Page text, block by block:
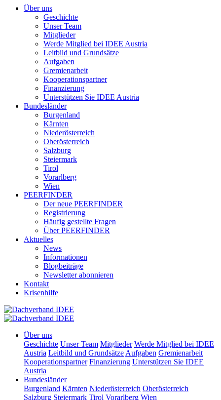
Über uns
Geschichte
Unser Team
Mitglieder
Werde Mitglied bei IDEE Austria
Leitbild und Grundsätze
Aufgaben
Gremienarbeit
Kooperationspartner
Finanzierung
Unterstützen Sie IDEE Austria
Bundesländer
Burgenland
Kärnten
Niederösterreich
Oberösterreich
Salzburg
Steiermark
Tirol
Vorarlberg
Wien
PEERFINDER
Der neue PEERFINDER
Registrierung
Häufig gestellte Fragen
Über PEERFINDER
Aktuelles
News
Informationen
Blogbeiträge
Newsletter abonnieren
Kontakt
Krisenhilfe
Über uns
Geschichte Unser Team Mitglieder Werde Mitglied bei IDEE
Austria Leitbild und Grundsätze Aufgaben Gremienarbeit
Kooperationspartner Finanzierung Unterstützen Sie IDEE
Austria
Bundesländer
Burgenland Kärnten Niederösterreich Oberösterreich
Salzburg Steiermark Tirol Vorarlberg Wien